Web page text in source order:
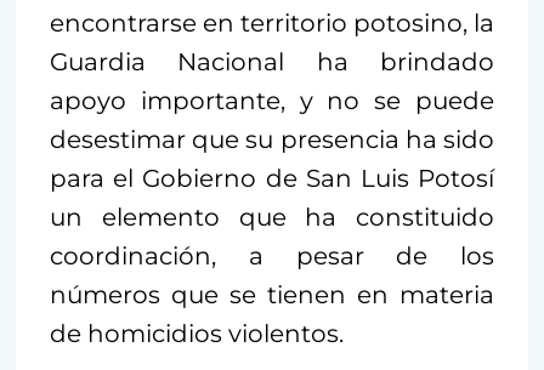
encontrarse en territorio potosino, la
Guardia Nacional ha brindado
apoyo importante, y no se puede
desestimar que su presencia ha sido
para el Gobierno de San Luis Potosí
un elemento que ha constituido
coordinación, a pesar de los
números que se tienen en materia
de homicidios violentos.